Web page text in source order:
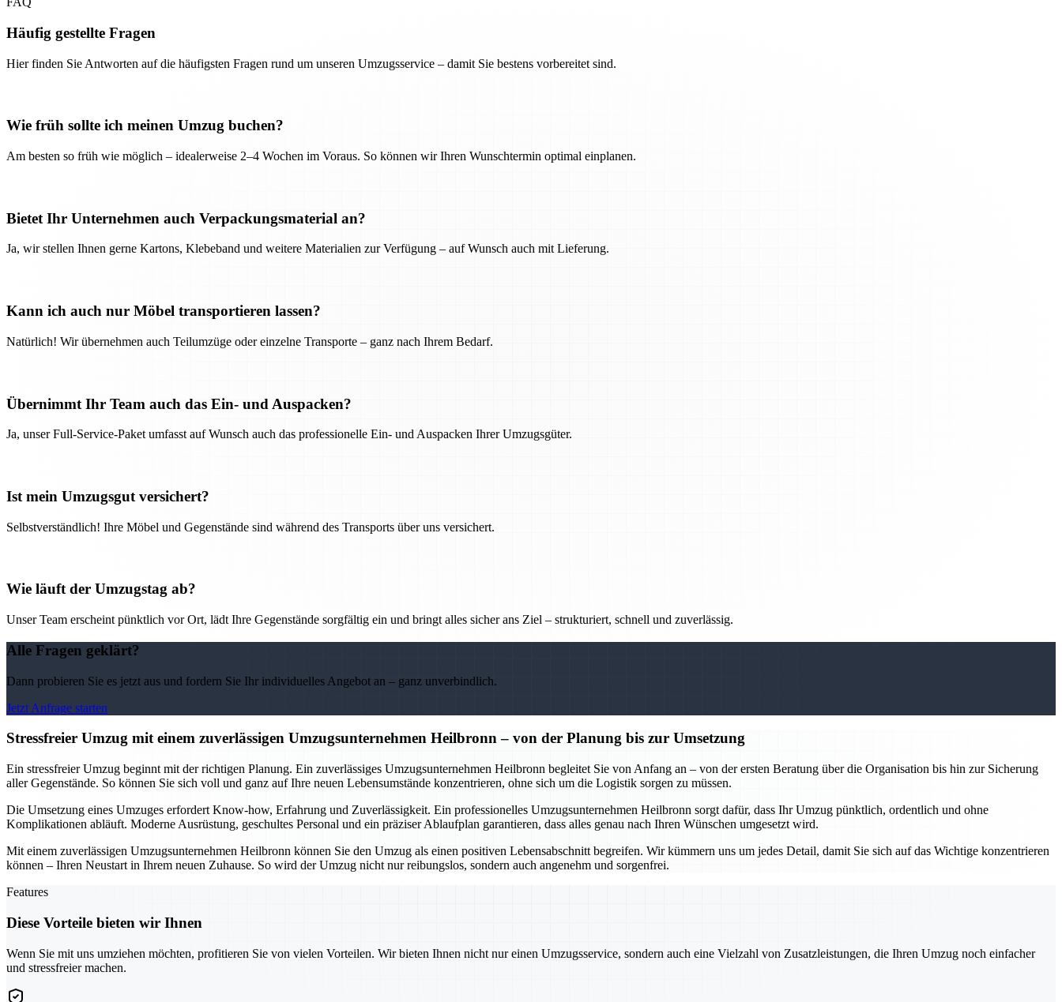
Häufig gestellte Fragen
Hier finden Sie Antworten auf die häufigsten Fragen rund um unseren Umzugsservice – damit Sie bestens vorbereitet sind.
Wie früh sollte ich meinen Umzug buchen?
Am besten so früh wie möglich – idealerweise 2–4 Wochen im Voraus. So können wir Ihren Wunschtermin optimal einplanen.
Bietet Ihr Unternehmen auch Verpackungsmaterial an?
Ja, wir stellen Ihnen gerne Kartons, Klebeband und weitere Materialien zur Verfügung – auf Wunsch auch mit Lieferung.
Kann ich auch nur Möbel transportieren lassen?
Natürlich! Wir übernehmen auch Teilumzüge oder einzelne Transporte – ganz nach Ihrem Bedarf.
Übernimmt Ihr Team auch das Ein- und Auspacken?
Ja, unser Full-Service-Paket umfasst auf Wunsch auch das professionelle Ein- und Auspacken Ihrer Umzugsgüter.
Ist mein Umzugsgut versichert?
Selbstverständlich! Ihre Möbel und Gegenstände sind während des Transports über uns versichert.
Wie läuft der Umzugstag ab?
Unser Team erscheint pünktlich vor Ort, lädt Ihre Gegenstände sorgfältig ein und bringt alles sicher ans Ziel – strukturiert, schnell und zuverlässig.
Alle Fragen geklärt?
Dann probieren Sie es jetzt aus und fordern Sie Ihr individuelles Angebot an – ganz unverbindlich.
Jetzt Anfrage starten
Stressfreier Umzug mit einem zuverlässigen Umzugsunternehmen Heilbronn – von der Planung bis zur Umsetzung
Ein stressfreier Umzug beginnt mit der richtigen Planung. Ein zuverlässiges Umzugsunternehmen Heilbronn begleitet Sie von Anfang an – von der ersten Beratung über die Organisation bis hin zur Sicherung
aller Gegenstände. So können Sie sich voll und ganz auf Ihre neuen Lebensumstände konzentrieren, ohne sich um die Logistik sorgen zu müssen.
Die Umsetzung eines Umzuges erfordert Know-how, Erfahrung und Zuverlässigkeit. Ein professionelles Umzugsunternehmen Heilbronn sorgt dafür, dass Ihr Umzug pünktlich, ordentlich und ohne
Komplikationen abläuft. Moderne Ausrüstung, geschultes Personal und ein präziser Ablaufplan garantieren, dass alles genau nach Ihren Wünschen umgesetzt wird.
Mit einem zuverlässigen Umzugsunternehmen Heilbronn können Sie den Umzug als einen positiven Lebensabschnitt begreifen. Wir kümmern uns um jedes Detail, damit Sie sich auf das Wichtige konzentrieren
können – Ihren Neustart in Ihrem neuen Zuhause. So wird der Umzug nicht nur reibungslos, sondern auch angenehm und sorgenfrei.
Features
Diese Vorteile bieten wir Ihnen
Wenn Sie mit uns umziehen möchten, profitieren Sie von vielen Vorteilen. Wir bieten Ihnen nicht nur einen Umzugsservice, sondern auch eine Vielzahl von Zusatzleistungen, die Ihren Umzug noch einfacher
und stressfreier machen.